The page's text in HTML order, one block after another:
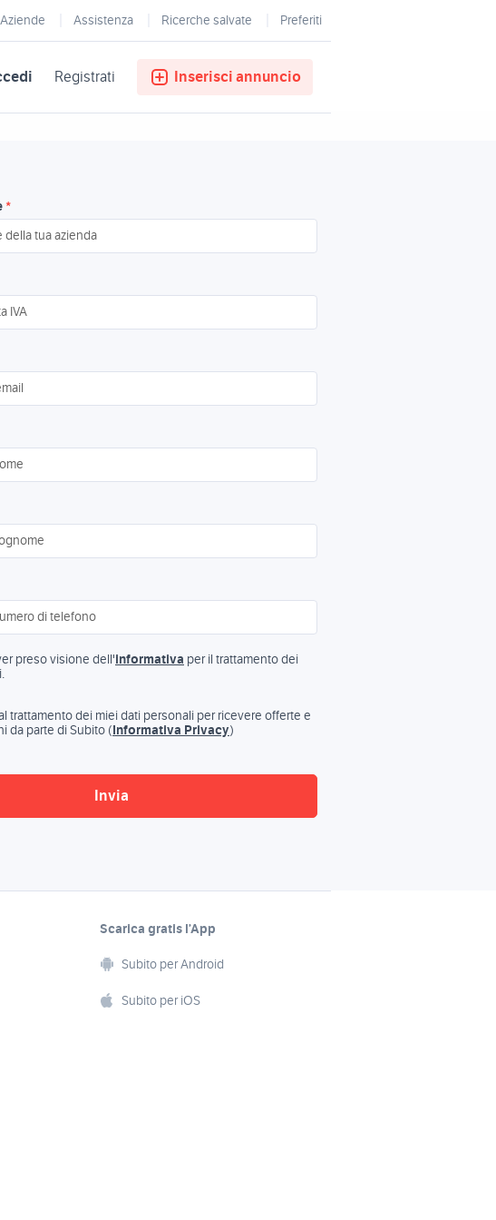
Assistenza Ricerche salvate Preferiti
Registrati Inserisci annuncio
*
preso visione dell' informativa per il trattamento dei
trattamento dei miei dati personali per ricevere offerte e
da parte di Subito ( Informativa Privacy)
Scarica gratis l’App
Subito per Android
Subito per iOS